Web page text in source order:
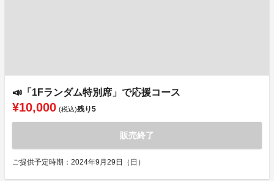
📣「1Fランダム特別席」で応援コース
¥10,000 (税込)残り5
販売終了
ご提供予定時期：2024年9月29日（日）